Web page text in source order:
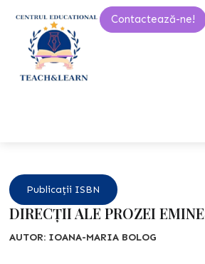
content
Contactează-ne!
Publicații ISBN
DIRECŢII ALE PROZEI
AUTOR: IOANA-MARIA BOLOG